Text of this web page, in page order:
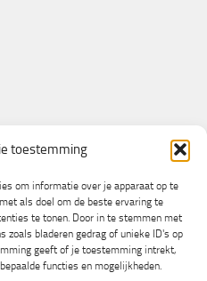
toestemming
om informatie over je apparaat op te
als doel om de beste ervaring te
te tonen. Door in te stemmen met
zoals bladeren gedrag of unieke ID's op
geeft of je toestemming intrekt,
functies en mogelijkheden.